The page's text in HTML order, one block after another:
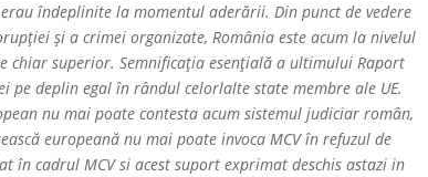
îndeplinite la momentul aderării. Din punct de vedere
şi a crimei organizate, România este acum la nivelul
chiar superior. Semnificaţia esenţială a ultimului Raport
pe deplin egal în rândul celorlalte state membre ale UE.
nu mai poate contesta acum sistemul judiciar român,
europeană nu mai poate invoca MCV în refuzul de
cadrul MCV si acest suport exprimat deschis astazi in